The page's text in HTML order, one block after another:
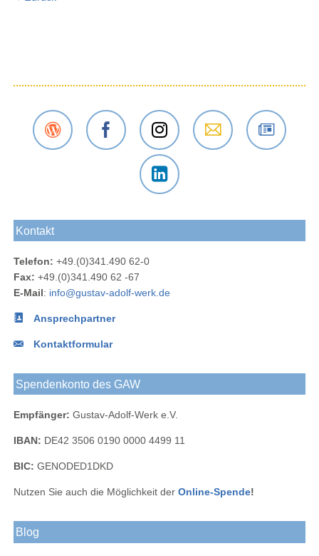
Blog
bei
Das
Gustav-
Adolf-
bei
Werk
Adolf-
Kontakt
Telefon: +49.(0)341.490 62-0
Fax: +49.(0)341.490 62 -67
E-Mail: info@gustav-adolf-werk.de
Ansprechpartner
Kontaktformular
Spendenkonto des GAW
Empfänger: Gustav-Adolf-Werk e.V.
IBAN: DE42 3506 0190 0000 4499 11
BIC: GENODED1DKD
Nutzen Sie auch die Möglichkeit der Online-Spende!
Blog